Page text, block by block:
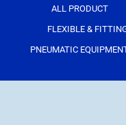
ALL PRODUCT
FLEXIBLE &
PNEUMATIC